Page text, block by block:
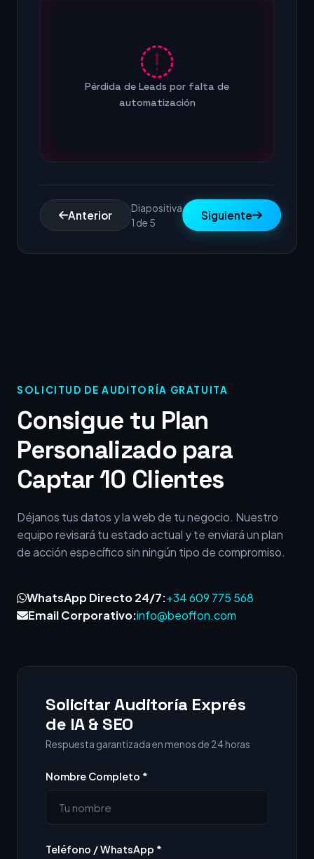
Pérdida de Leads por falta de
automatización
Anterior
Diapositiva
1 de 5
Siguiente
SOLICITUD DE AUDITORÍA GRATUITA
Consigue tu Plan
Personalizado para
Captar 10 Clientes
Déjanos tus datos y la web de tu negocio. Nuestro
equipo revisará tu estado actual y te enviará un plan
de acción específico sin ningún tipo de compromiso.
WhatsApp Directo 24/7:+34 609 775 568
Email Corporativo:info@beoffon.com
Solicitar Auditoría Exprés
de IA & SEO
Respuesta garantizada en menos de 24 horas
Nombre Completo *
Teléfono / WhatsApp *